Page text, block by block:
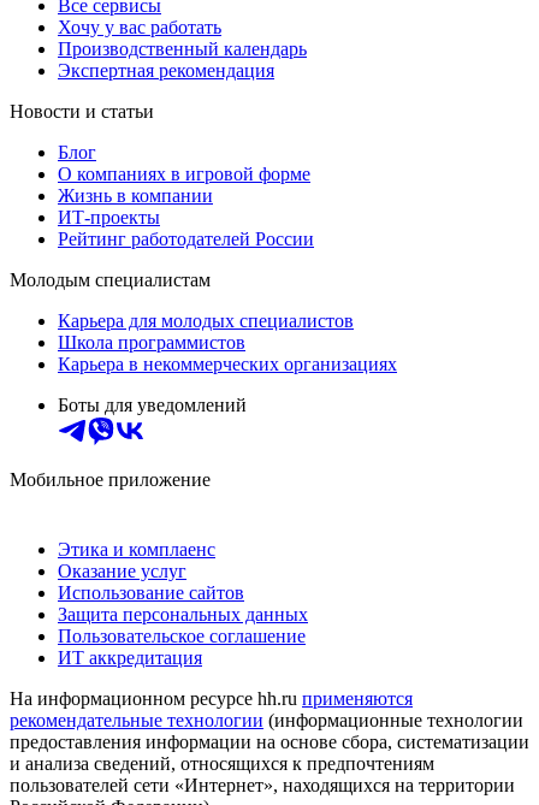
Все сервисы
Хочу у вас работать
Производственный календарь
Экспертная рекомендация
Новости и статьи
Блог
О компаниях в игровой форме
Жизнь в компании
ИТ-проекты
Рейтинг работодателей России
Молодым специалистам
Карьера для молодых специалистов
Школа программистов
Карьера в некоммерческих организациях
Боты для уведомлений
Мобильное приложение
Этика и комплаенс
Оказание услуг
Использование сайтов
Защита персональных данных
Пользовательское соглашение
ИТ аккредитация
На информационном ресурсе hh.ru применяются
рекомендательные технологии (информационные технологии
предоставления информации на основе сбора, систематизации
и анализа сведений, относящихся к предпочтениям
пользователей сети «Интернет», находящихся на территории